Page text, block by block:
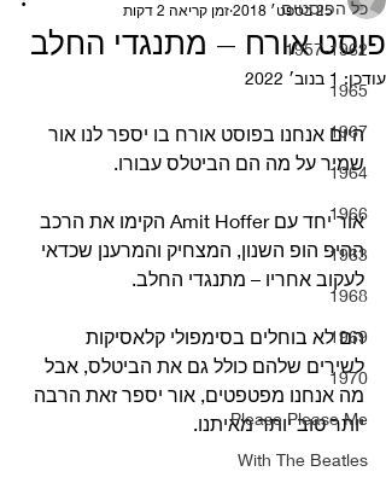
כל הפוסטים
1957-1962
1965
1967
1964
1966
1963
1968
1969
1970
Please Please Me
With The Beatles
פוסט אורח – מתנגדי החלב
25 בספט׳ 2018
זמן קריאה 2 דקות
עודכן: 1 בנוב׳ 2022
היום אנחנו בפוסט אורח בו יספר לנו אור
שמיר על מה הם הביטלס עבורו.
אור יחד עם Amit Hoffer הקימו את הרכב
ההיפ הופ השנון, המצחיק והמרענן שכדאי
לעקוב אחריו – מתנגדי החלב.
הם לא בוחלים בסימפולי קלאסיקות
לשירים שלהם כולל גם את הביטלס, אבל
מה אנחנו מפטפטים, אור יספר זאת הרבה
יותר טוב יותר מאיתנו.